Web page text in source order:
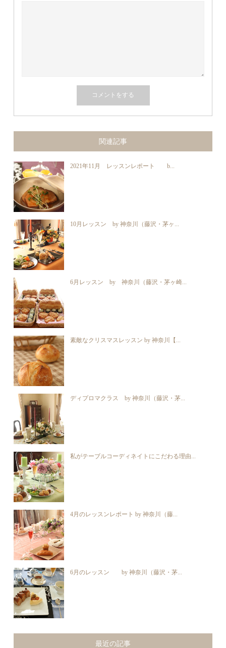
関連記事
2021年11月 レッスンレポート b...
10月レッスン by 神奈川（藤沢・茅ヶ...
6月レッスン by 神奈川（藤沢・茅ヶ崎...
素敵なクリスマスレッスン by 神奈川【...
ディプロマクラス by 神奈川（藤沢・茅...
私がテーブルコーディネイトにこだわる理由...
4月のレッスンレポート by 神奈川（藤...
6月のレッスン by 神奈川（藤沢・茅...
最近の記事